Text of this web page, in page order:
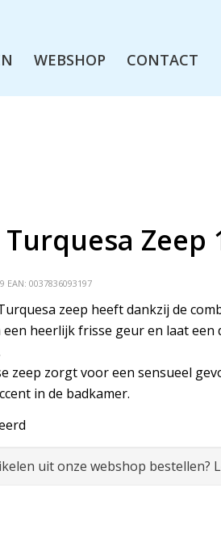
WEBSHOP CONTACT
Zeep
EAN: 0037836093197
zeep heeft dankzij de
heerlijk frisse geur en laat een
zeep zorgt voor een sensueel
in de badkamer.
uit onze webshop bestellen?